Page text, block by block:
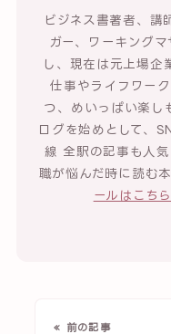
ビジネス書著者、講
ガー、ワーキング
し、現在は元上場企
仕事やライフワー
つ、めいっぱい楽し
ログを始めとして、
線 全駅の記事も人
職が悩んだ時に読む
ールはこちら
« 前の記事